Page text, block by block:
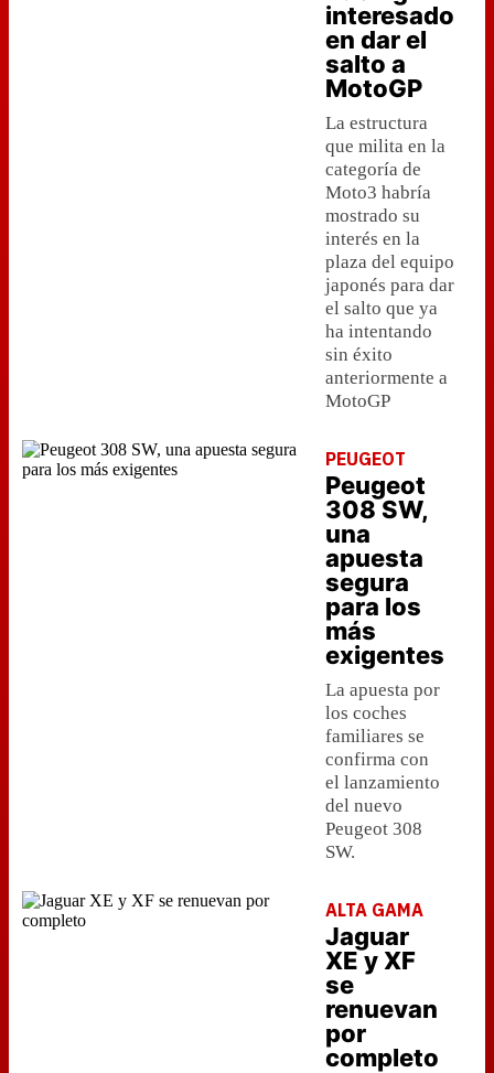
interesado
en dar el
salto a
MotoGP
La estructura
que milita en la
categoría de
Moto3 habría
mostrado su
interés en la
plaza del equipo
japonés para dar
el salto que ya
ha intentando
sin éxito
anteriormente a
MotoGP
PEUGEOT
Peugeot
308 SW,
una
apuesta
segura
para los
más
exigentes
La apuesta por
los coches
familiares se
confirma con
el lanzamiento
del nuevo
Peugeot 308
SW.
ALTA GAMA
Jaguar
XE y XF
se
renuevan
por
completo